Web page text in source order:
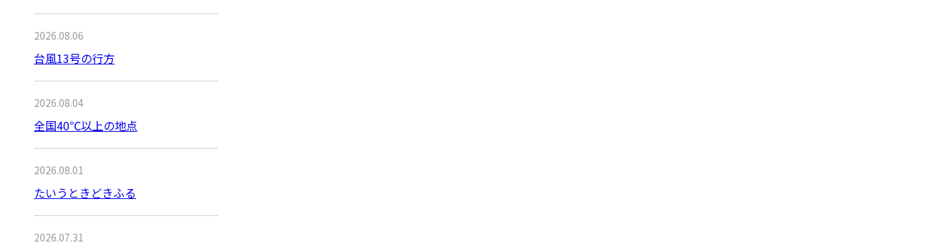
2026.08.06
台風13号の行方
2026.08.04
全国40℃以上の地点
2026.08.01
たいうときどきふる
2026.07.31